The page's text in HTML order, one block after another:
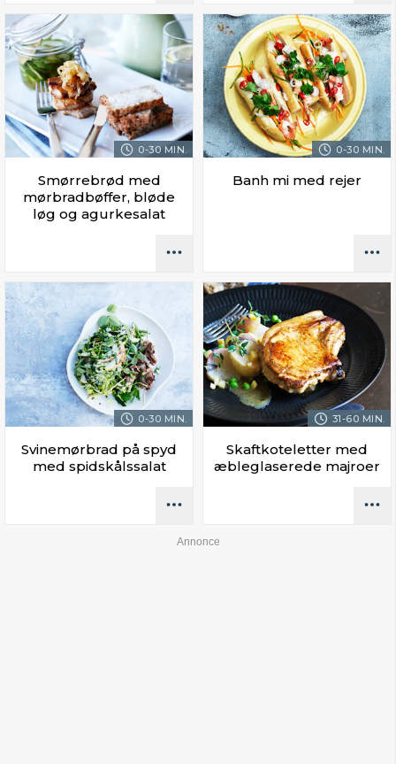
0-30 MIN.
Smørrebrød med
mørbradbøffer, bløde
løg og agurkesalat
0-30 MIN.
Banh mi med rejer
0-30 MIN.
Svinemørbrad på spyd
med spidskålssalat
31-60 MIN.
Skaftkoteletter med
æbleglaserede majroer